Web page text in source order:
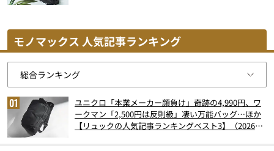
モノマックス 人気記事ランキング
ユニクロ「本業メーカー顔負け」奇跡の4,990円、ワ
ークマン「2,500円は反則級」凄い万能バッグ…ほか
【リュックの人気記事ランキングベスト3】（2026年